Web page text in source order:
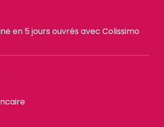
en 5 jours ouvrés avec Colissimo